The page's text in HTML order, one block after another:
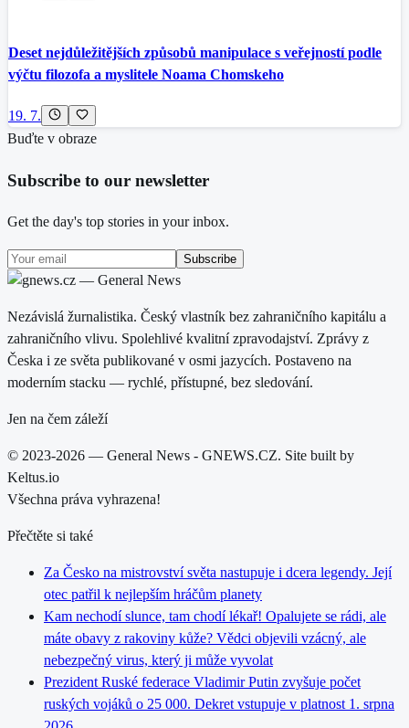
Deset nejdůležitějších způsobů manipulace s veřejností podle
výčtu filozofa a myslitele Noama Chomskeho
19. 7.
Buďte v obraze
Subscribe to our newsletter
Get the day's top stories in your inbox.
Subscribe
Nezávislá žurnalistika. Český vlastník bez zahraničního kapitálu a
zahraničního vlivu. Spolehlivé kvalitní zpravodajství. Zprávy z
Česka i ze světa publikované v osmi jazycích. Postaveno na
moderním stacku — rychlé, přístupné, bez sledování.
Jen na čem záleží
© 2023-2026 — General News - GNEWS.CZ. Site built by
Keltus.io
Všechna práva vyhrazena!
Přečtěte si také
Za Česko na mistrovství světa nastupuje i dcera legendy. Její
otec patřil k nejlepším hráčům planety
Kam nechodí slunce, tam chodí lékař! Opalujete se rádi, ale
máte obavy z rakoviny kůže? Vědci objevili vzácný, ale
nebezpečný virus, který ji může vyvolat
Prezident Ruské federace Vladimir Putin zvyšuje počet
ruských vojáků o 25 000. Dekret vstupuje v platnost 1. srpna